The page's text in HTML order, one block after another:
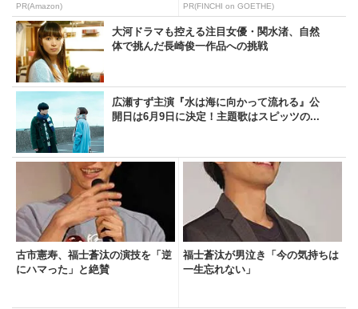
PR(Amazon) PR(FINCHI on GOETHE)
大河ドラマも控える注目女優・関水渚、自然
体で挑んだ長崎俊一作品への挑戦
広瀬すず主演『水は海に向かって流れる』公
開日は6月9日に決定！主題歌はスピッツの...
古市憲寿、福士蒼汰の演技を「逆
にハマった」と絶賛
福士蒼汰が男泣き「今の気持ちは
一生忘れない」